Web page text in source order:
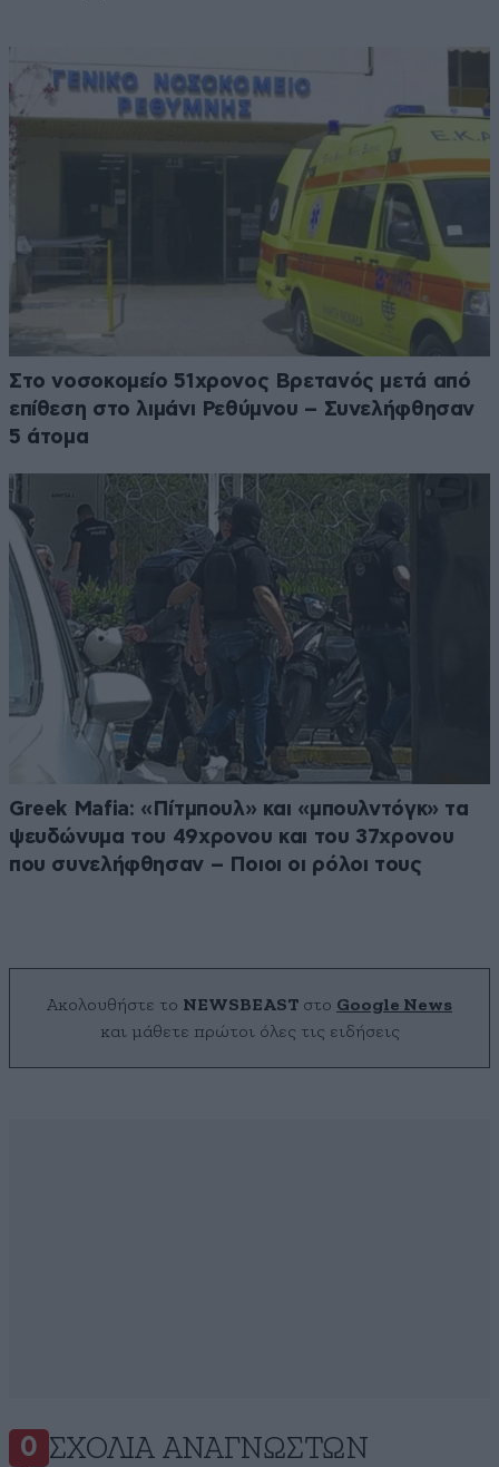
Στο νοσοκομείο 51χρονος Βρετανός μετά από
επίθεση στο λιμάνι Ρεθύμνου – Συνελήφθησαν
5 άτομα
Greek Μafia: «Πίτμπουλ» και «μπουλντόγκ» τα
ψευδώνυμα του 49χρονου και του 37χρονου
που συνελήφθησαν – Ποιοι οι ρόλοι τους
Ακολουθήστε το NEWSBEAST στο Google News
και μάθετε πρώτοι όλες τις ειδήσεις
0 ΣΧΌΛΙΑ ΑΝΑΓΝΩΣΤΏΝ